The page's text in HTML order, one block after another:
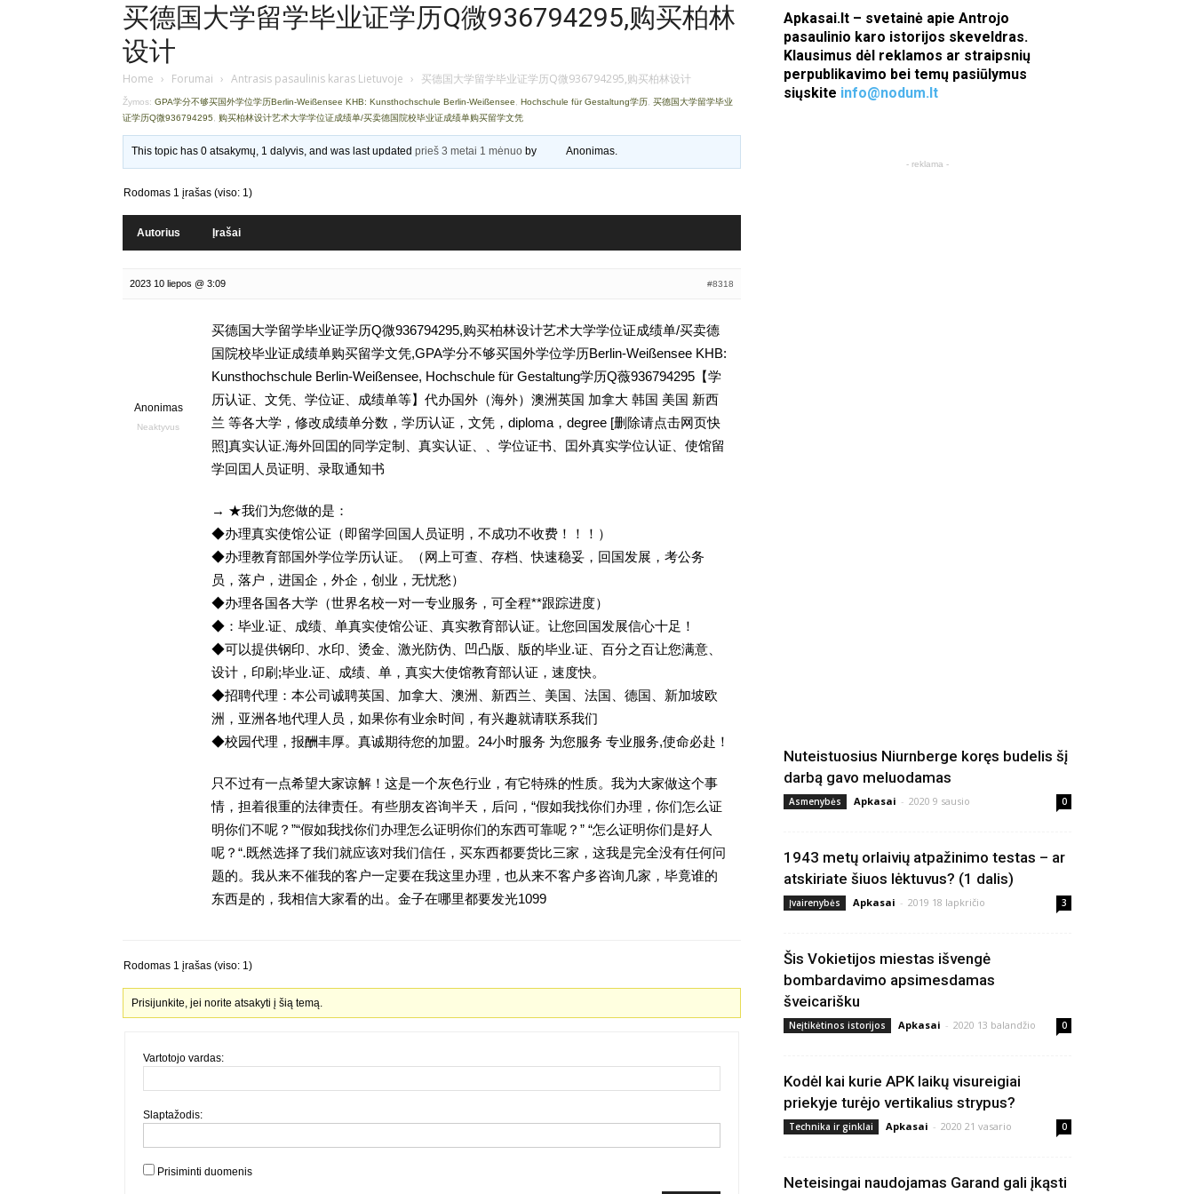
Apkasai.lt
买德国大学留学毕业证学历Q微936794295,购买柏林
设计
Home › Forumai › Antrasis pasaulinis karas Lietuvoje › 买德国大学留学毕业证学历Q微936794295,购买柏林设计
Žymos: GPA学分不够买国外学位学历Berlin-Weißensee KHB: Kunsthochschule Berlin-Weißensee Hochschule für Gestaltung学历 买德国大学留学毕业
证学历Q微936794295
购买柏林设计艺术大学学位证成绩单/买卖德国院校毕业证成绩单购买留学文凭
This topic has 0 atsakymų, 1 dalyvis, and was last updatedprieš 3 metai 1 mėnuo by Anonimas.
Rodomas 1 įrašas (viso: 1)
Autorius Įrašai
2023 10 liepos @ 3:09 #8318
Anonimas
Neaktyvus
买德国大学留学毕业证学历Q微936794295,购买柏林设计艺术大学学位证成绩单/买卖德
国院校毕业证成绩单购买留学文凭,GPA学分不够买国外学位学历Berlin-Weißensee KHB:
Kunsthochschule Berlin-Weißensee, Hochschule für Gestaltung学历Q薇936794295【学
历认证、文凭、学位证、成绩单等】代办国外（海外）澳洲英国 加拿大 韩国 美国 新西
兰 等各大学，修改成绩单分数，学历认证，文凭，diploma，degree [删除请点击网页快
照]真实认证.海外回囯的同学定制、真实认证、、学位证书、囯外真实学位认证、使馆留
学回囯人员证明、录取通知书
→ ★我们为您做的是：
◆办理真实使馆公证（即留学回国人员证明，不成功不收费！！！）
◆办理教育部国外学位学历认证。（网上可查、存档、快速稳妥，回国发展，考公务
员，落户，进国企，外企，创业，无忧愁）
◆办理各国各大学（世界名校一对一专业服务，可全程**跟踪进度）
◆：毕业.证、成绩、单真实使馆公证、真实教育部认证。让您回国发展信心十足！
◆可以提供钢印、水印、烫金、激光防伪、凹凸版、版的毕业.证、百分之百让您满意、
设计，印刷;毕业.证、成绩、单，真实大使馆教育部认证，速度快。
◆招聘代理：本公司诚聘英国、加拿大、澳洲、新西兰、美国、法国、德国、新加坡欧
洲，亚洲各地代理人员，如果你有业余时间，有兴趣就请联系我们
◆校园代理，报酬丰厚。真诚期待您的加盟。24小时服务 为您服务 专业服务,使命必赴！
只不过有一点希望大家谅解！这是一个灰色行业，有它特殊的性质。我为大家做这个事
情，担着很重的法律责任。有些朋友咨询半天，后问，“假如我找你们办理，你们怎么证
明你们不呢？”“假如我找你们办理怎么证明你们的东西可靠呢？” “怎么证明你们是好人
呢？“.既然选择了我们就应该对我们信任，买东西都要货比三家，这我是完全没有任何问
题的。我从来不催我的客户一定要在我这里办理，也从来不客户多咨询几家，毕竟谁的
东西是的，我相信大家看的出。金子在哪里都要发光1099
Rodomas 1 įrašas (viso: 1)
Prisijunkite, jei norite atsakyti į šią temą.
Vartotojo vardas:
Slaptažodis:
Prisiminti duomenis
Apkasai.lt – svetainė apie Antrojo
pasaulinio karo istorijos skeveldras.
Klausimus dėl reklamos ar straipsnių
perpublikavimo bei temų pasiūlymus
siųskite info@nodum.lt
- reklama -
Nuteistuosius Niurnberge koręs budelis šį
darbą gavo meluodamas
Asmenybės Apkasai - 2020 9 sausio 0
1943 metų orlaivių atpažinimo testas – ar
atskiriate šiuos lėktuvus? (1 dalis)
Įvairenybės Apkasai - 2019 18 lapkričio 3
Šis Vokietijos miestas išvengė
bombardavimo apsimesdamas
šveicarišku
Neįtikėtinos istorijos Apkasai - 2020 13 balandžio 0
Kodėl kai kurie APK laikų visureigiai
priekyje turėjo vertikalius strypus?
Technika ir ginklai Apkasai - 2020 21 vasario 0
Neteisingai naudojamas Garand gali įkąsti